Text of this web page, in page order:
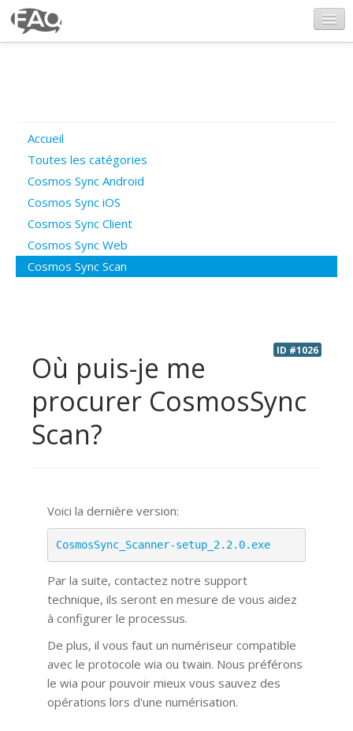
Poser une question
Questions ouvertes
Connexion
Accueil
Toutes les catégories
Cosmos Sync Android
Cosmos Sync iOS
Cosmos Sync Client
Cosmos Sync Web
Cosmos Sync Scan
ID #1026
Où puis-je me
procurer CosmosSync
Scan?
Voici la dernière version:
CosmosSync_Scanner-setup_2.2.0.exe
Par la suite, contactez notre support
technique, ils seront en mesure de vous aidez
à configurer le processus.
De plus, il vous faut un numériseur compatible
avec le protocole wia ou twain. Nous préférons
le wia pour pouvoir mieux vous sauvez des
opérations lors d'une numérisation.